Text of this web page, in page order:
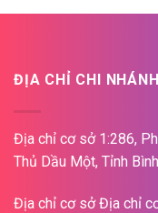
ĐỊA CHỈ CHI NHÁNH
Địa chỉ cơ sở 1:286,
Thủ Dầu Một, Tỉnh
Địa chỉ cơ sở Địa chỉ